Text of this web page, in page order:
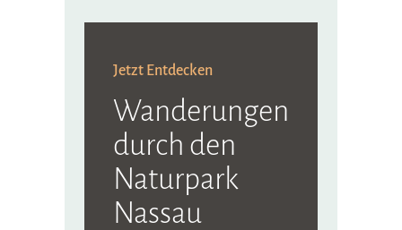
Jetzt Entdecken
Wanderungen
durch den
Naturpark
Nassau